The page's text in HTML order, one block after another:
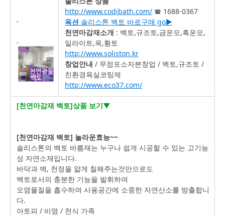
http://www.codibath.com/ ☎ 1688-0367
옥션 솔리스톤 백토 바로구매 go▶
천연마감재소개 : 백토,규조토,금운모,흑운모,
일라이트,옥,황토
http://www.soliston.kr
창업안내 / 무점포소자본창업 / 백토,규조토 /
친환경욕실코팅제
http://www.eco37.com/
[천연마감재 백토]상품 보기▼
[천연마감재 백토] 놀라운효능~~
솔리스톤의 백토 바름재는 누구나 쉽게 시공할 수 있는 고기능
성 자연소재입니다.
바닥과 벽, 천정을 얇게 칠해주는것만으로도
백토로서의 충분한 기능을 발휘하여
오염물질을 흡수하여 사용공간에 소중한 자연산소를 방출합니
다.
아토피 / 비염 / 천식 가족